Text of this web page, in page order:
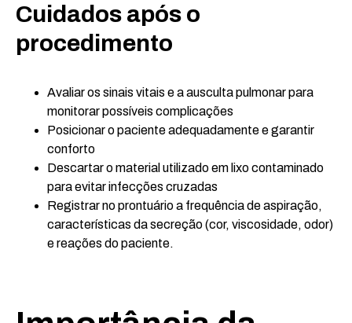
Cuidados após o
procedimento
Avaliar os sinais vitais e a ausculta pulmonar para
monitorar possíveis complicações
Posicionar o paciente adequadamente e garantir
conforto
Descartar o material utilizado em lixo contaminado
para evitar infecções cruzadas
Registrar no prontuário a frequência de aspiração,
características da secreção (cor, viscosidade, odor)
e reações do paciente.